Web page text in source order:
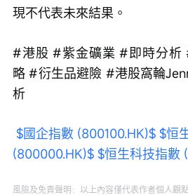
現不代表未來結果。
#港股 #紫金礦業 #即時分析
略 #衍生品避險 #港股窩輪
析
$國企指數 (800100.HK)$ $恒
(800000.HK)$ $恒生科技指數
風險及免責聲明：以上內容僅代表作者個人觀